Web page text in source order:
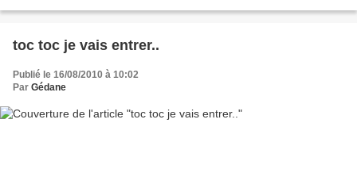
toc toc je vais entrer..
Publié le 16/08/2010 à 10:02
Par Gédane